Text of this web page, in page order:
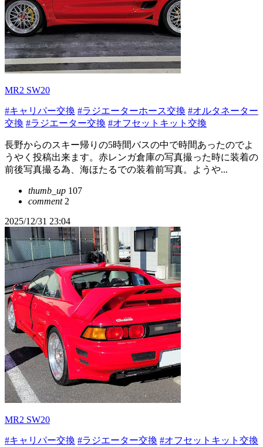
MR2 SW20
#キャリパー交換 #ラジエーターホース交換 #オルタネーター
交換 #ラジエーター交換 #オフセットキット交換
長野からのスキー帰りの5時間バスの中で時間あったのでよ
うやく投稿出来ます。赤レンガ倉庫の写真撮った時に装着の
前後写真撮る為、海ほたるでの装着前写真。ようや...
thumb_up 107
comment2
2025/12/31 23:04
MR2 SW20
#キャリパー交換 #ラジエーター交換 #オフセットキット交換